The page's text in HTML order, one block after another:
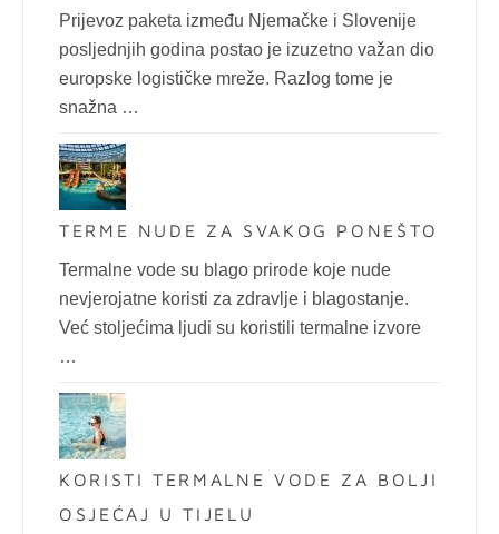
Prijevoz paketa između Njemačke i Slovenije
posljednjih godina postao je izuzetno važan dio
europske logističke mreže. Razlog tome je
snažna …
TERME NUDE ZA SVAKOG PONEŠTO
Termalne vode su blago prirode koje nude
nevjerojatne koristi za zdravlje i blagostanje.
Već stoljećima ljudi su koristili termalne izvore
…
KORISTI TERMALNE VODE ZA BOLJI
OSJEĆAJ U TIJELU